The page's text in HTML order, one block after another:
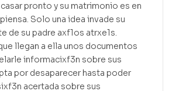
casar pronto y su matrimonio es en
Solo una idea invade su
de su padre axf1os atrxe1s.
llegan a ella unos documentos
informacixf3n sobre sus
por desaparecer hasta poder
acertada sobre sus